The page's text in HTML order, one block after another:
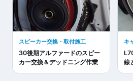
スピーカー交換・取付施工
30後期アルファードのスピー
カー交換＆デッドニング作業
キ
線